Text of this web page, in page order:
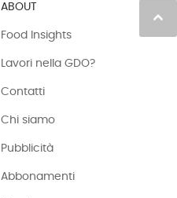
keyboard_arrow_up
ABOUT
Food Insights
Lavori nella GDO?
Contatti
Chi siamo
Pubblicità
Abbonamenti